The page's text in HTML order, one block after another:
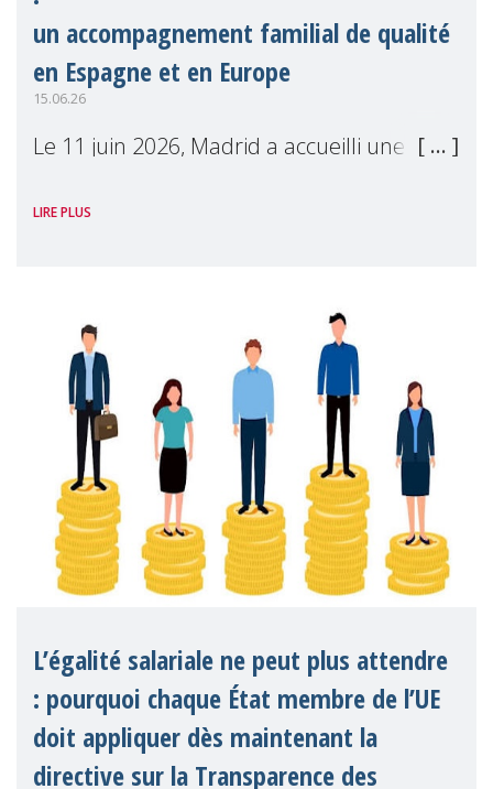
un accompagnement familial de qualité
en Espagne et en Europe
15.06.26
Le 11 juin 2026, Madrid a accueilli une
renforcement d'un accompagnement
LIRE PLUS
L’égalité salariale ne peut plus attendre
: pourquoi chaque État membre de l’UE
doit appliquer dès maintenant la
directive sur la Transparence des